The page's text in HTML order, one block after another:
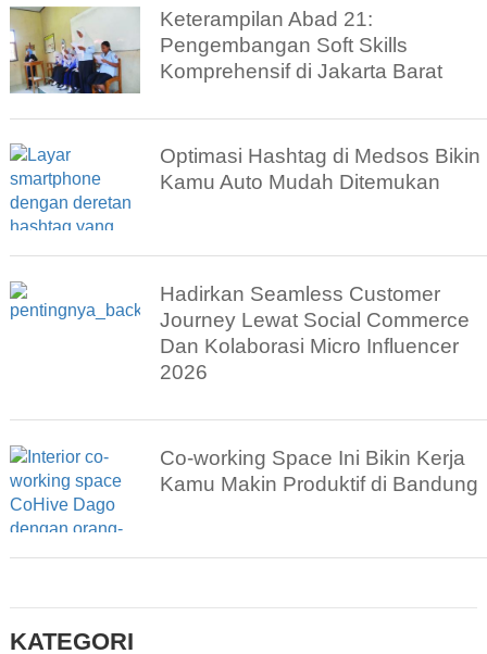
Keterampilan Abad 21:
Pengembangan Soft Skills
Komprehensif di Jakarta Barat
Optimasi Hashtag di Medsos Bikin
Kamu Auto Mudah Ditemukan
Hadirkan Seamless Customer
Journey Lewat Social Commerce
Dan Kolaborasi Micro Influencer
2026
Co-working Space Ini Bikin Kerja
Kamu Makin Produktif di Bandung
KATEGORI